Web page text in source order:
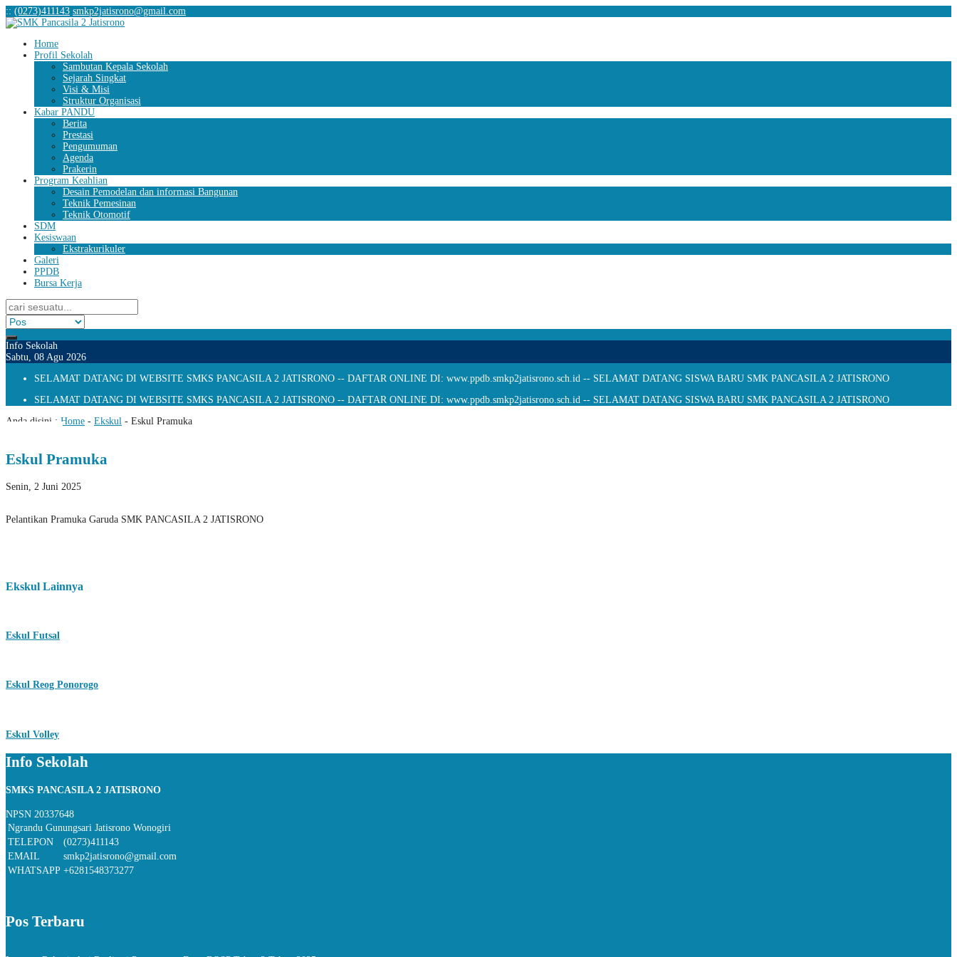
:: (0273)411143 smkp2jatisrono@gmail.com
Home
Profil Sekolah
Sambutan Kepala Sekolah
Sejarah Singkat
Visi & Misi
Struktur Organisasi
Kabar PANDU
Berita
Prestasi
Pengumuman
Agenda
Prakerin
Program Keahlian
Desain Pemodelan dan informasi Bangunan
Teknik Pemesinan
Teknik Otomotif
SDM
Kesiswaan
Ekstrakurikuler
Galeri
PPDB
Bursa Kerja
Info Sekolah
Sabtu, 08 Agu 2026
SELAMAT DATANG DI WEBSITE SMKS PANCASILA 2 JATISRONO -- DAFTAR ONLINE DI: www.ppdb.smkp2jatisrono.sch.id -- SELAMAT DATANG SISWA BARU SMK PANCASILA 2 JATISRONO
SELAMAT DATANG DI WEBSITE SMKS PANCASILA 2 JATISRONO -- DAFTAR ONLINE DI: www.ppdb.smkp2jatisrono.sch.id -- SELAMAT DATANG SISWA BARU SMK PANCASILA 2 JATISRONO
Anda disini : Home - Ekskul - Eskul Pramuka
Eskul Pramuka
Senin, 2 Juni 2025
Pelantikan Pramuka Garuda SMK PANCASILA 2 JATISRONO
Ekskul Lainnya
Eskul Futsal
Eskul Reog Ponorogo
Eskul Volley
Info Sekolah
SMKS PANCASILA 2 JATISRONO
NPSN 20337648
Ngrandu Gunungsari Jatisrono Wonogiri
TELEPON
(0273)411143
EMAIL
smkp2jatisrono@gmail.com
WHATSAPP +6281548373277
Pos Terbaru